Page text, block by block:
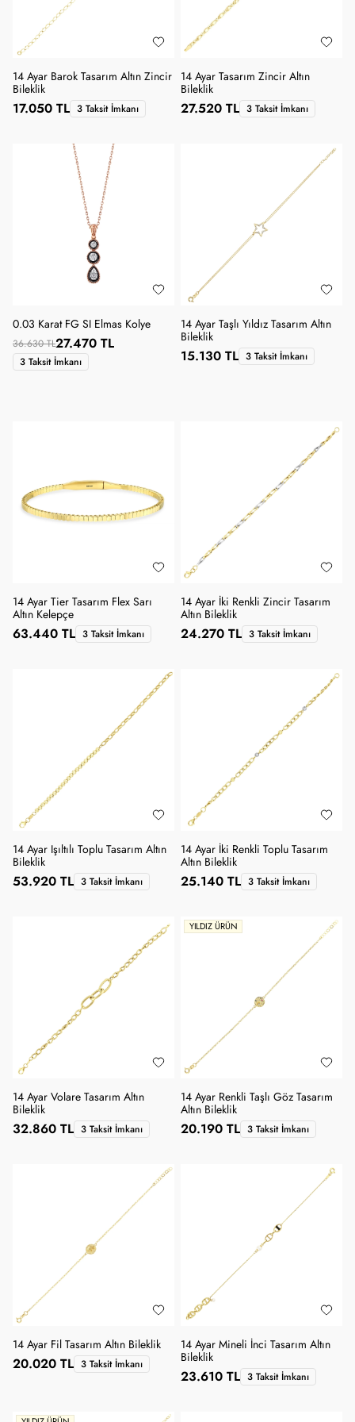
14 Ayar Barok Tasarım Altın Zincir
Bileklik
17.050 TL 3 Taksit İmkanı
14 Ayar Tasarım Zincir Altın
Bileklik
27.520 TL 3 Taksit İmkanı
0.03 Karat FG SI Elmas Kolye
36.630 TL27.470 TL
3 Taksit İmkanı
14 Ayar Taşlı Yıldız Tasarım Altın
Bileklik
15.130 TL 3 Taksit İmkanı
14 Ayar Tier Tasarım Flex Sarı
Altın Kelepçe
63.440 TL 3 Taksit İmkanı
14 Ayar İki Renkli Zincir Tasarım
Altın Bileklik
24.270 TL 3 Taksit İmkanı
14 Ayar Işıltılı Toplu Tasarım Altın
Bileklik
53.920 TL 3 Taksit İmkanı
14 Ayar İki Renkli Toplu Tasarım
Altın Bileklik
25.140 TL 3 Taksit İmkanı
14 Ayar Volare Tasarım Altın
Bileklik
32.860 TL 3 Taksit İmkanı
YILDIZ ÜRÜN
14 Ayar Renkli Taşlı Göz Tasarım
Altın Bileklik
20.190 TL 3 Taksit İmkanı
14 Ayar Fil Tasarım Altın Bileklik
20.020 TL 3 Taksit İmkanı
14 Ayar Mineli İnci Tasarım Altın
Bileklik
23.610 TL 3 Taksit İmkanı